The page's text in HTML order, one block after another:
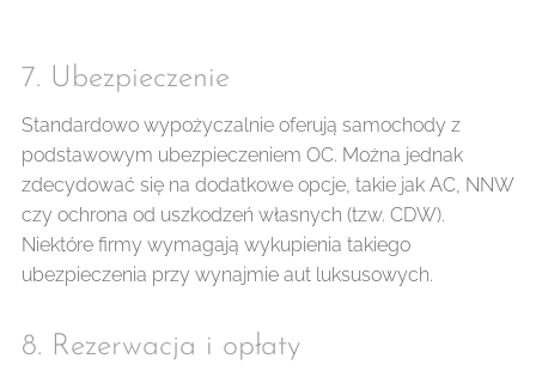
7. Ubezpieczenie ⚡
Standardowo wypożyczalnie oferują samochody z
podstawowym ubezpieczeniem OC. Można jednak
zdecydować się na dodatkowe opcje, takie jak AC, NNW
czy ochrona od uszkodzeń własnych (tzw. CDW).
Niektóre firmy wymagają wykupienia takiego
ubezpieczenia przy wynajmie aut luksusowych.
8. Rezerwacja i opłaty 🛒